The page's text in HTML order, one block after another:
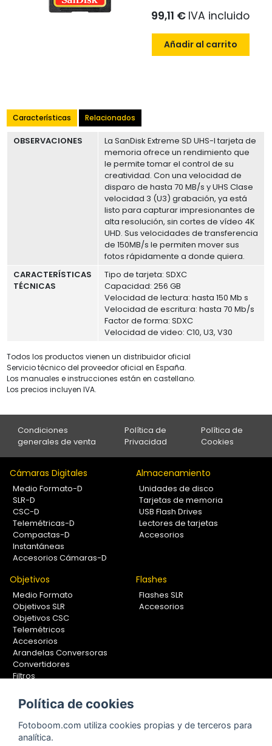
99,11 € IVA incluido
Añadir al carrito
Características Relacionados
OBSERVACIONES
La SanDisk Extreme SD UHS-I tarjeta de
memoria ofrece un rendimiento que
le permite tomar el control de su
creatividad. Con una velocidad de
disparo de hasta 70 MB/s y UHS Clase
velocidad 3 (U3) grabación, ya está
listo para capturar impresionantes de
alta resolución, sin cortes de vídeo 4K
UHD. Sus velocidades de transferencia
de 150MB/s le permiten mover sus
fotos rápidamente a donde quiera.
CARACTERÍSTICAS
TÉCNICAS
Tipo de tarjeta: SDXC
Capacidad: 256 GB
Velocidad de lectura: hasta 150 Mb s
Velocidad de escritura: hasta 70 Mb/s
Factor de forma: SDXC
Velocidad de video: C10, U3, V30
Todos los productos vienen un distribuidor oficial
Servicio técnico del proveedor oficial en España.
Los manuales e instrucciones están en castellano.
Los precios incluyen IVA.
Condiciones
generales de venta
Política de
Privacidad
Política de
Cookies
Cámaras Digitales
Medio Formato-D
SLR-D
CSC-D
Telemétricas-D
Compactas-D
Instantáneas
Accesorios Cámaras-D
Almacenamiento
Unidades de disco
Tarjetas de memoria
USB Flash Drives
Lectores de tarjetas
Accesorios
Objetivos
Medio Formato
Objetivos SLR
Objetivos CSC
Telemétricos
Accesorios
Arandelas Conversoras
Convertidores
Filtros
Calibradores
Flashes
Flashes SLR
Accesorios
Soportes Fotografía
Monopiés
Política de cookies
Fotoboom.com utiliza cookies propias y de terceros para
analítica.